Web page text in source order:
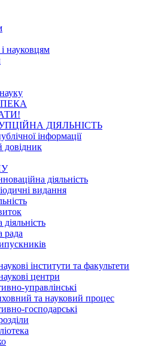
науковцям
ДІЯЛЬНІСТЬ
інформації
довідник
діяльність
видання
рада
інститути та факультети
центри
управлінські
та науковий процес
господарські